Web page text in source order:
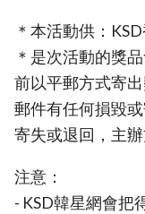
＊本活動供：
＊是次活動的獎
前以平郵方式寄
郵件有任何損毀
寄失或退回，主
注意：
- KSD韓星網會把